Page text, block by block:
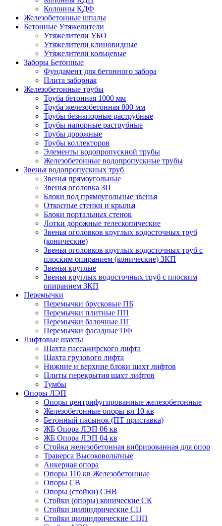
Колонны КДФ
Железобетонные шпалы
Бетонные Утяжелители
Утяжелители УБО
Утяжелители клиновидные
Утяжелители кольцевые
Заборы Бетонные
Фундамент для бетонного забора
Плита заборная
Железобетонные трубы
Труба бетонная 1000 мм
Труба железобетонная 800 мм
Трубы безнапорные раструбные
Трубы напорные раструбные
Трубы дорожные
Трубы коллекторов
Элементы водопропускной трубы
Железобетонные водопропускные трубы
Звенья водопропускных труб
Звенья прямоугольные
Звенья оголовка ЗП
Блоки под прямоугольные звенья
Откосные стенки и крылья
Блоки портальных стенок
Лотки дорожные телескопические
Звенья оголовков круглых водосточных труб
(конические)
Звенья оголовков круглых водосточных труб с
плоским опиранием (конические) ЗКП
Звенья круглые
Звенья круглых водосточных труб с плоским
опиранием ЗКП
Перемычки
Перемычки брусковые ПБ
Перемычки плитные ПП
Перемычки балочные ПГ
Перемычки фасадные ПФ
Лифтовые шахты
Шахта пассажирского лифта
Шахта грузового лифта
Нижние и верхние блоки шахт лифтов
Плиты перекрытия шахт лифтов
Тумбы
Опоры ЛЭП
Опоры центрифугированные железобетонные
Железобетонные опоры вл 10 кв
Бетонный пасынок (ПТ приставка)
ЖБ Опора ЛЭП 06 кв
ЖБ Опора ЛЭП 04 кв
Стойка железобетонная вибрированная для опор
Траверса Высоковольтные
Анкерная опора
Опоры 110 кв Железобетонные
Опоры СВ
Опоры (стойки) СНВ
Стойки (опоры) конические СК
Стойки цилиндрические СЦ
Стойки цилиндрические СЦП